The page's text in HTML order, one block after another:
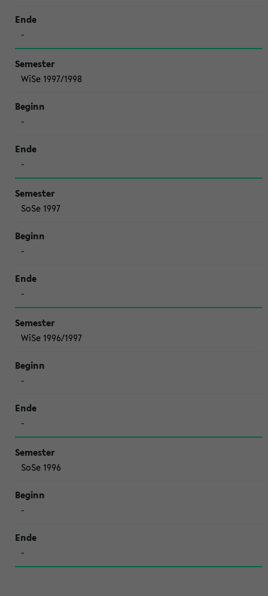
-
WiSe 1997/1998
-
-
SoSe 1997
-
-
WiSe 1996/1997
-
-
SoSe 1996
-
-